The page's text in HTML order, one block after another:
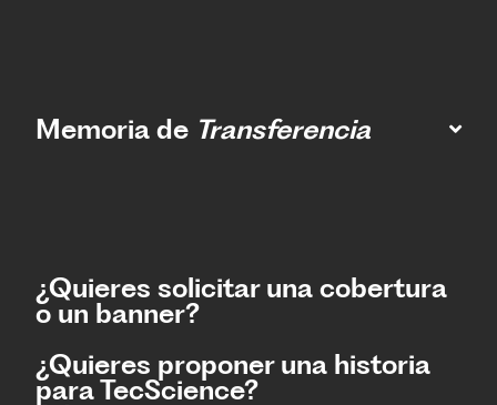
Memoria de Transferencia
¿Quieres solicitar una cobertura
o un banner?
¿Quieres proponer una historia
para TecScience?